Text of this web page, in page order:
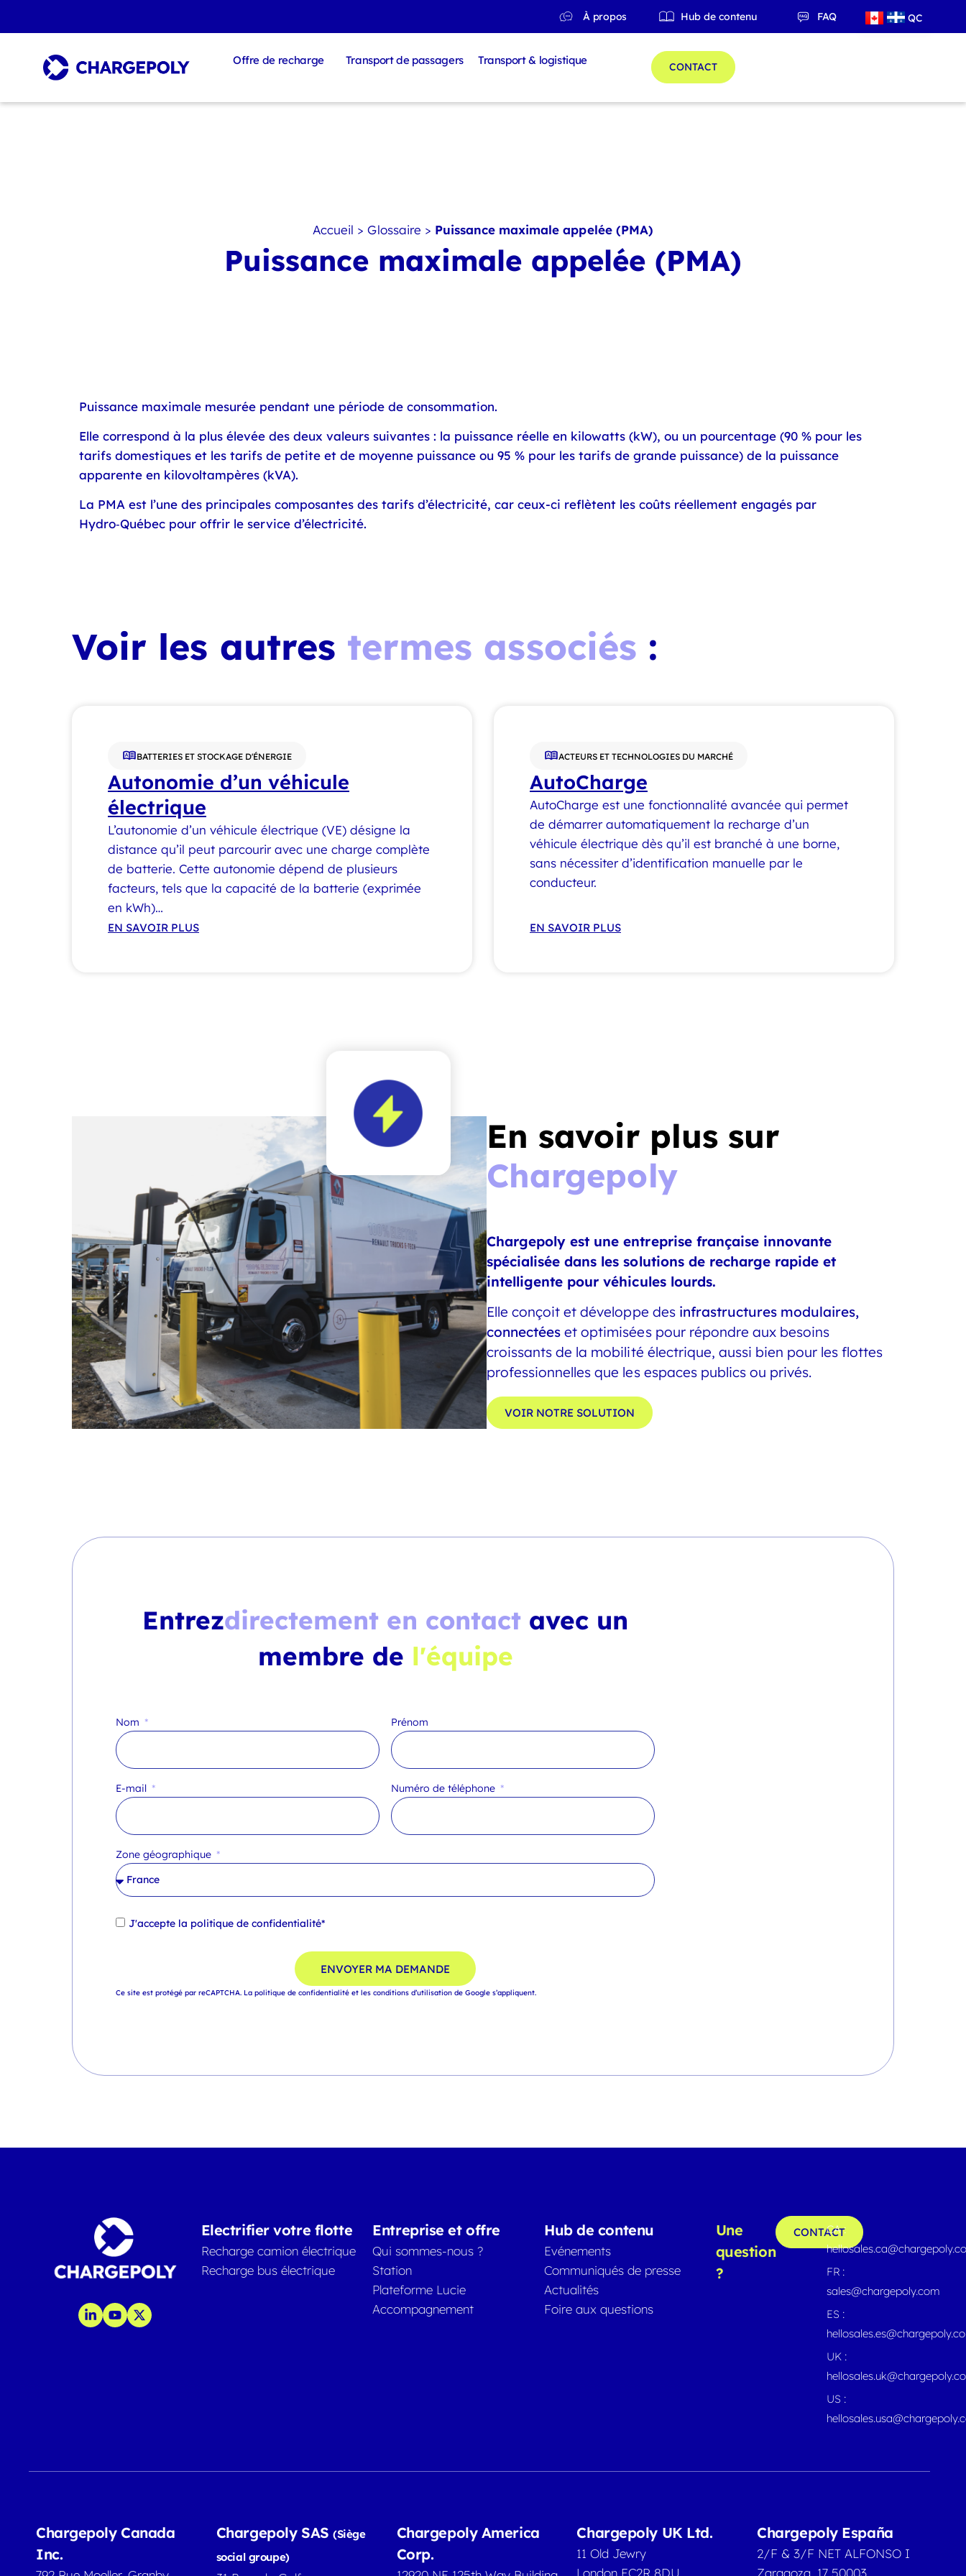
À propos Hub de contenu FAQ QC
ES
Offre de recharge Transport de passagers Transport & logistique
CONTACT
Accueil >Glossaire > Puissance maximale appelée (PMA)
Puissance maximale appelée (PMA)
Puissance maximale mesurée pendant une période de consommation.
Elle correspond à la plus élevée des deux valeurs suivantes : la puissance réelle en kilowatts (kW), ou un pourcentage (90 % pour les
tarifs domestiques et les tarifs de petite et de moyenne puissance ou 95 % pour les tarifs de grande puissance) de la puissance
apparente en kilovoltampères (kVA).
La PMA est l’une des principales composantes des tarifs d’électricité, car ceux-ci reflètent les coûts réellement engagés par
Hydro‑Québec pour offrir le service d’électricité.
Voir les autres termes associés :
BATTERIES ET STOCKAGE D'ÉNERGIE
Autonomie d’un véhicule
électrique
L’autonomie d’un véhicule électrique (VE) désigne la
distance qu’il peut parcourir avec une charge complète
de batterie. Cette autonomie dépend de plusieurs
facteurs, tels que la capacité de la batterie (exprimée
en kWh)…
EN SAVOIR PLUS
ACTEURS ET TECHNOLOGIES DU MARCHÉ
AutoCharge
AutoCharge est une fonctionnalité avancée qui permet
de démarrer automatiquement la recharge d’un
véhicule électrique dès qu’il est branché à une borne,
sans nécessiter d’identification manuelle par le
conducteur.
EN SAVOIR PLUS
En savoir plus sur
Chargepoly
Chargepoly est une entreprise française innovante
spécialisée dans les solutions de recharge rapide et
intelligente pour véhicules lourds.
Elle conçoit et développe des infrastructures modulaires,
connectées et optimisées pour répondre aux besoins
croissants de la mobilité électrique, aussi bien pour les flottes
professionnelles que les espaces publics ou privés.
VOIR NOTRE SOLUTION
Entrezdirectement en contact avec un
membre de l'équipe
Nom Prénom
E-mail Numéro de téléphone
Zone géographique
J'accepte la politique de confidentialité*
ENVOYER MA DEMANDE
Ce site est protégé par reCAPTCHA. La politique de confidentialité et les conditions d’utilisation de Google s’appliquent.
Electrifier votre flotte
Recharge camion électrique
Recharge bus électrique
Entreprise et offre
Qui sommes-nous ?
Station
Plateforme Lucie
Accompagnement
Hub de contenu
Evénements
Communiqués de presse
Actualités
Foire aux questions
Une
question
?
CONTACT
CA :
FR :
sales@chargepoly.com
ES :
UK :
US :
Chargepoly Canada
Inc.
Chargepoly SAS(Siège
social groupe)
Chargepoly America
Corp.
Chargepoly UK Ltd.
11 Old Jewry
London EC2R 8DU
Chargepoly España
2/F & 3/F NET ALFONSO I
Zaragoza, 17 50003